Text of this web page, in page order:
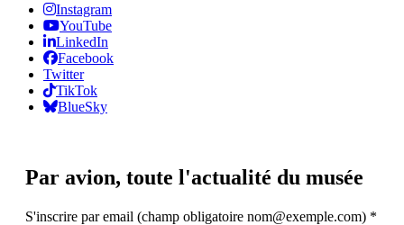
Instagram
YouTube
LinkedIn
Facebook
Twitter
TikTok
BlueSky
Par avion, toute l'actualité du musée
S'inscrire par email (champ obligatoire nom@exemple.com) *